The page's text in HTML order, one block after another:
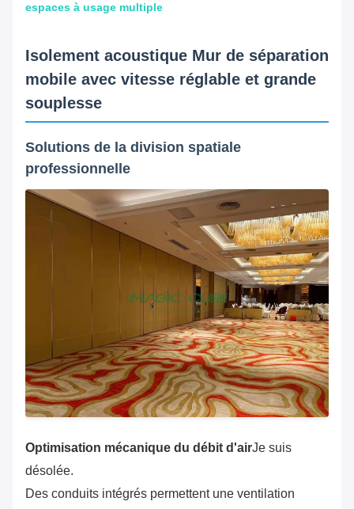
espaces à usage multiple
Isolement acoustique Mur de séparation
mobile avec vitesse réglable et grande
souplesse
Solutions de la division spatiale
professionnelle
Optimisation mécanique du débit d'airJe suis
désolée.
Des conduits intégrés permettent une ventilation